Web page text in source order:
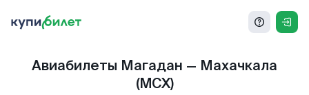
Авиабилеты Магадан — Махачкала
(MCX)